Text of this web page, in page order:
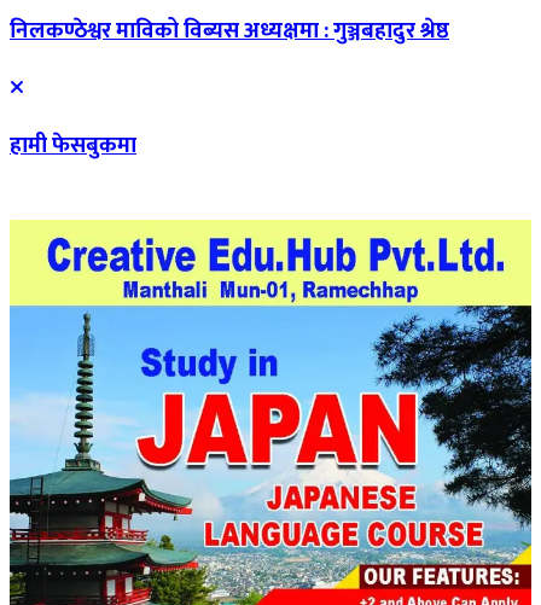
निलकण्ठेश्वर माविको विब्यस अध्यक्षमा : गुञ्जबहादुर श्रेष्ठ
हामी फेसबुकमा